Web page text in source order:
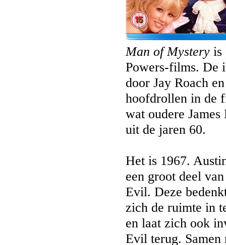
Man of Mystery is
Powers-films. De
door Jay Roach
hoofdrollen in de
wat oudere
uit de jaren 60.
Het is 1967.
een groot deel
Evil. Deze
zich de ruimte in
en laat zich ook
Evil terug.